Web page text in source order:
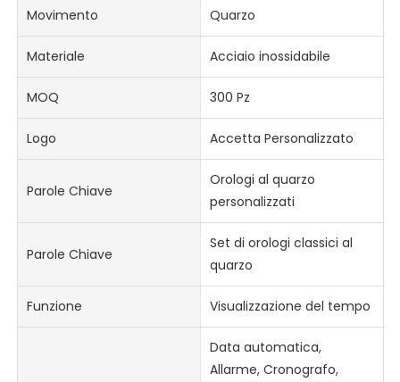
Movimento Quarzo
Materiale Acciaio inossidabile
MOQ 300 Pz
Logo Accetta Personalizzato
Parole Chiave
Orologi al quarzo
personalizzati
Parole Chiave
Set di orologi classici al
quarzo
Funzione Visualizzazione del tempo
Data automatica,
Allarme, Cronografo,